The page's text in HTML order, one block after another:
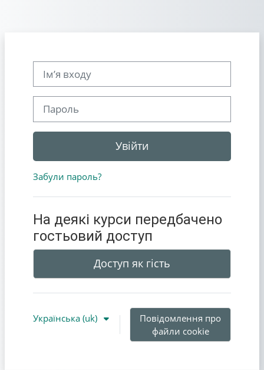
Увійти
Забули пароль?
На деякі курси передбачено
гостьовий доступ
Доступ як гість
Українська ‎(uk)‎
Повідомлення про
файли cookie